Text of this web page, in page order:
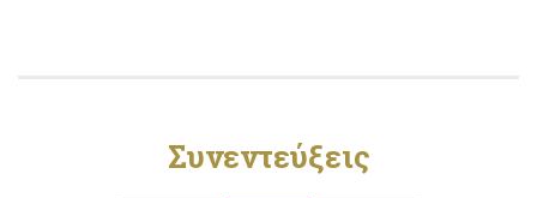
Συνεντεύξεις